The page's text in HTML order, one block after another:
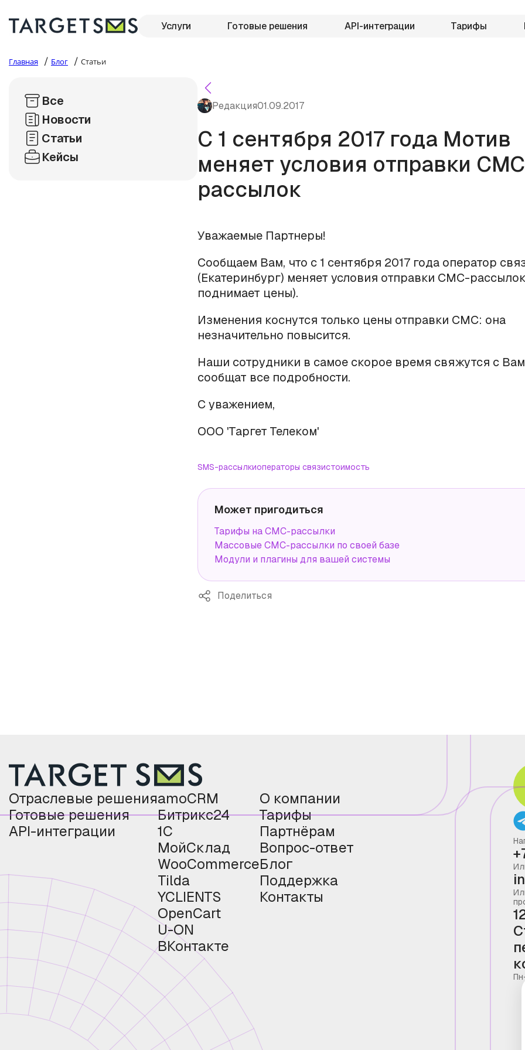
Услуги Готовые решения API-интеграции Тарифы
Главная / Блог / Статьи
Все
Новости
Статьи
Кейсы
Редакция01.09.2017
С 1 сентября 2017 года Мотив
меняет условия отправки
рассылок
Уважаемые Партнеры!
Сообщаем Вам, что с 1 сентября 2017 года оператор
(Екатеринбург) меняет условия отправки СМС-
поднимает цены).
Изменения коснутся только цены отправки СМС: она
незначительно повысится.
Наши сотрудники в самое скорое время свяжутся с
сообщат все подробности.
С уважением,
ООО 'Таргет Телеком'
SMS-рассылкиоператоры связистоимость
Может пригодиться
Тарифы на СМС-рассылки
Массовые СМС-рассылки по своей базе
Модули и плагины для вашей системы
Поделиться
Отраслевые решения
Готовые решения
API-интеграции
amoCRM
Битрикс24
1С
МойСклад
WooCommerce
Tilda
YCLIENTS
OpenCart
U-ON
ВКонтакте
О компании
Тарифы
Партнёрам
Вопрос-ответ
Блог
Поддержка
Контакты